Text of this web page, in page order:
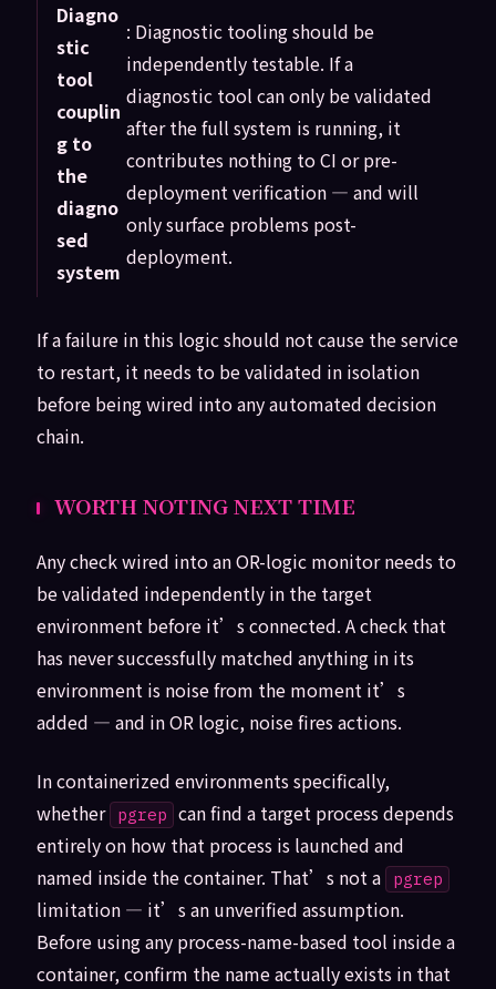
Diagno
stic
tool
couplin
g to
the
diagno
sed
system
: Diagnostic tooling should be
independently testable. If a
diagnostic tool can only be validated
after the full system is running, it
contributes nothing to CI or pre-
deployment verification — and will
only surface problems post-
deployment.
If a failure in this logic should not cause the service
to restart, it needs to be validated in isolation
before being wired into any automated decision
chain.
WORTH NOTING NEXT TIME
Any check wired into an OR-logic monitor needs to
be validated independently in the target
environment before it’s connected. A check that
has never successfully matched anything in its
environment is noise from the moment it’s
added — and in OR logic, noise fires actions.
In containerized environments specifically,
whether pgrep can find a target process depends
entirely on how that process is launched and
named inside the container. That’s not a
pgrep
limitation — it’s an unverified assumption.
Before using any process-name-based tool inside a
container, confirm the name actually exists in that